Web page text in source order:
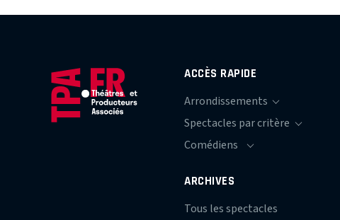
ACCÈS RAPIDE
ARCHIVES
Tous les spectacles